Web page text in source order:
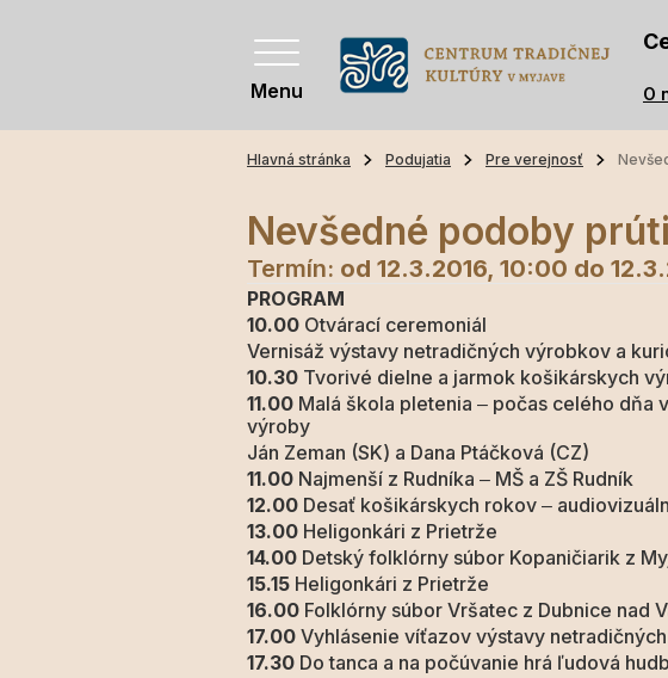
Menu O
Hlavná stránka Podujatia Pre verejnosť
Nevšedné podoby
Termín: od 12.3.2016, 10:00 do
PROGRAM
10.00 Otvárací ceremoniál
Vernisáž výstavy netradičných výrobkov a
10.30 Tvorivé dielne a jarmok košikárskych
11.00 Malá škola pletenia ‒ počas celého
výroby
Ján Zeman (SK) a Dana Ptáčková (CZ)
11.00 Najmenší z Rudníka ‒ MŠ a ZŠ Rudník
12.00 Desať košikárskych rokov ‒
13.00 Heligonkári z Prietrže
14.00 Detský folklórny súbor Kopaničiarik z
15.15 Heligonkári z Prietrže
16.00 Folklórny súbor Vršatec z Dubnice nad
17.00 Vyhlásenie víťazov výstavy
17.30 Do tanca a na počúvanie hrá ľudová